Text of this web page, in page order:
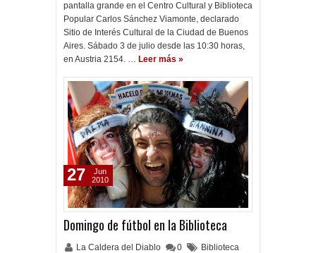
pantalla grande en el Centro Cultural y Biblioteca
Popular Carlos Sánchez Viamonte, declarado
Sitio de Interés Cultural de la Ciudad de Buenos
Aires. Sábado 3 de julio desde las 10:30 horas,
en Austria 2154. … Leer más »
Domingo de fútbol en la Biblioteca
La Caldera del Diablo 0
Biblioteca
27
Jun
2010